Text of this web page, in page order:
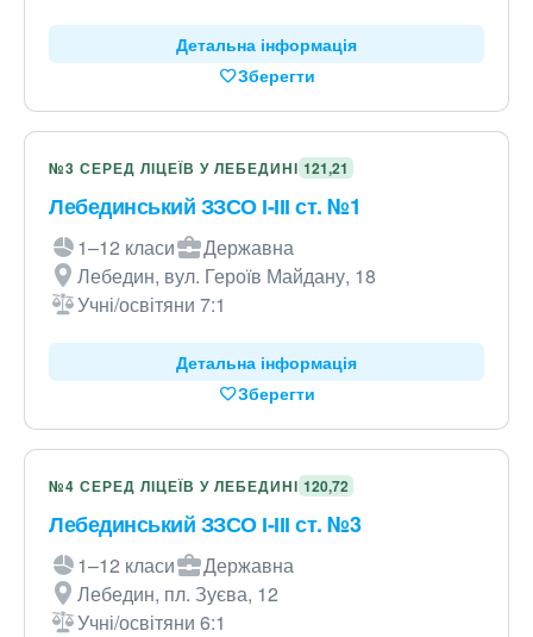
Детальна інформація
Зберегти
№3 СЕРЕД ЛІЦЕЇВ У ЛЕБЕДИНІ 121,21
Лебединський ЗЗСО І-ІІІ ст. №1
1–12 класи
Державна
Лебедин, вул. Героїв Майдану, 18
Учні/освітяни 7:1
Детальна інформація
Зберегти
№4 СЕРЕД ЛІЦЕЇВ У ЛЕБЕДИНІ 120,72
Лебединський ЗЗСО І-ІІІ ст. №3
1–12 класи
Державна
Лебедин, пл. Зуєва, 12
Учні/освітяни 6:1